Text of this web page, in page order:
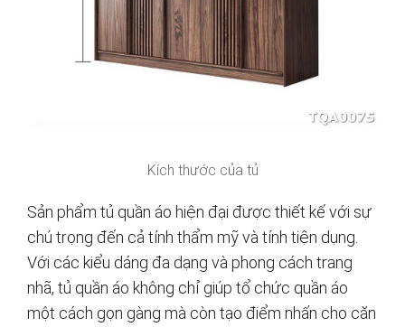
Kích thước của tủ
Sản phẩm tủ quần áo hiện đại được thiết kế với sự
chú trọng đến cả tính thẩm mỹ và tính tiện dụng.
Với các kiểu dáng đa dạng và phong cách trang
nhã, tủ quần áo không chỉ giúp tổ chức quần áo
một cách gọn gàng mà còn tạo điểm nhấn cho căn